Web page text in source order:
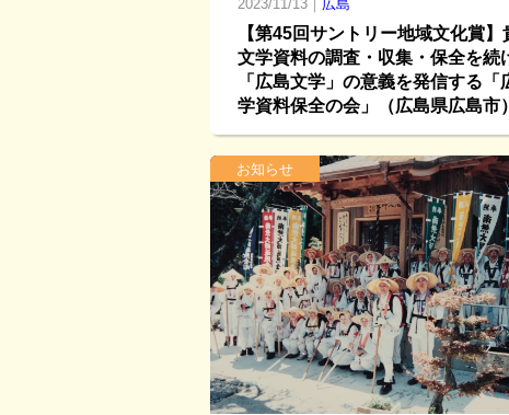
2023/11/13｜ 広島
【第45回サントリー地域文化賞】
文学資料の調査・収集・保全を続
「広島文学」の意義を発信する「
学資料保全の会」（広島県広島市）
お知らせ